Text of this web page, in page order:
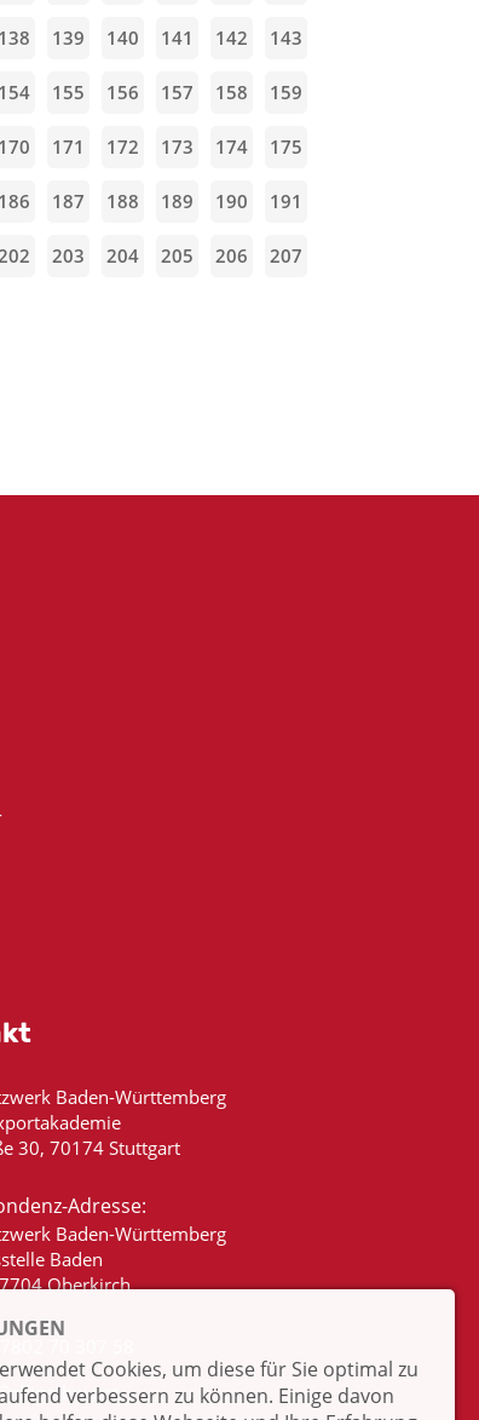
138 139 140 141 142 143
154 155 156 157 158 159
170 171 172 173 174 175
186 187 188 189 190 191
203 204 205 206 207
Baden-Württemberg
30, 70174 Stuttgart
Adresse:
Baden-Württemberg
Baden
Oberkirch
bw.net
Cookies, um diese für Sie optimal zu
verbessern zu können. Einige davon